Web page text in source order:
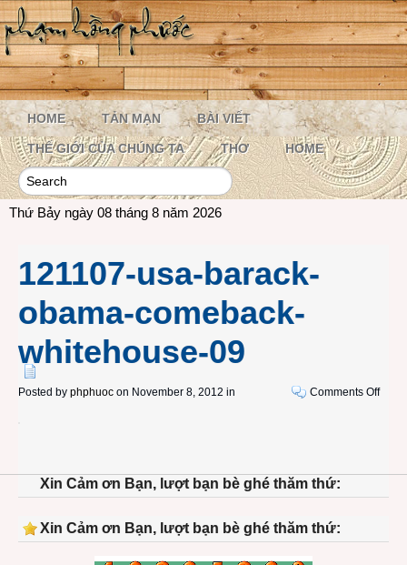
HOME TẢN MẠN BÀI VIẾT
THẾ GIỚI CỦA CHÚNG TA THƠ HOME
Thứ Bảy ngày 08 tháng 8 năm 2026
121107-usa-barack-
obama-comeback-
whitehouse-09
Posted by phphuoc on November 8, 2012 in Comments Offon
Xin Cảm ơn Bạn, lượt bạn bè ghé thăm thứ:
Xin Cảm ơn Bạn, lượt bạn bè ghé thăm thứ: